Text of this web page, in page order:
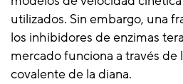
utilizados. Sin embargo, una
los inhibidores de enzimas
mercado funciona a través de
covalente de la diana.